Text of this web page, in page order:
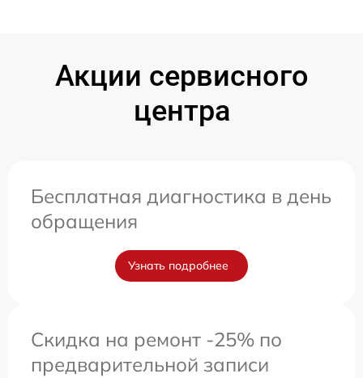
Акции сервисного
центра
Бесплатная диагностика в день
обращения
Узнать подробнее
Скидка на ремонт -25% по
предварительной записи